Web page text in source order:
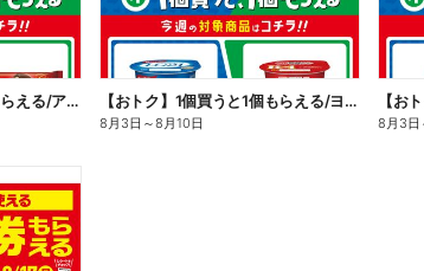
【おトク】1個買うと1個もらえる/アイス 【おトク】1個買うと1個もらえる/ヨーグルト
8月3日 ～8月10日
【お
8月3日